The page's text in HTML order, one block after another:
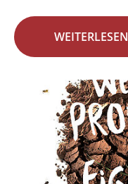
WEITERLESEN